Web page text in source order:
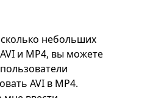
небольших
и MP4, вы можете
AVI в MP4.